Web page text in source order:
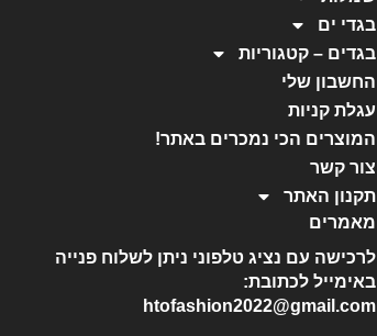
בגדי ים
בגדים – קטגוריות
החשבון שלי
עגלת קניות
המוצרים הכי נמכרים באתר!
צור קשר
תקנון האתר
מאמרים
לרכישה עם נציג טלפוני ניתן לשלוח פנייה
באימייל לכתובת:
htofashion2022@gmail.com